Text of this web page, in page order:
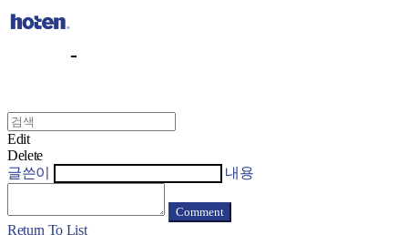
Edit
Delete
글쓴이
내용
Comment
Return To List